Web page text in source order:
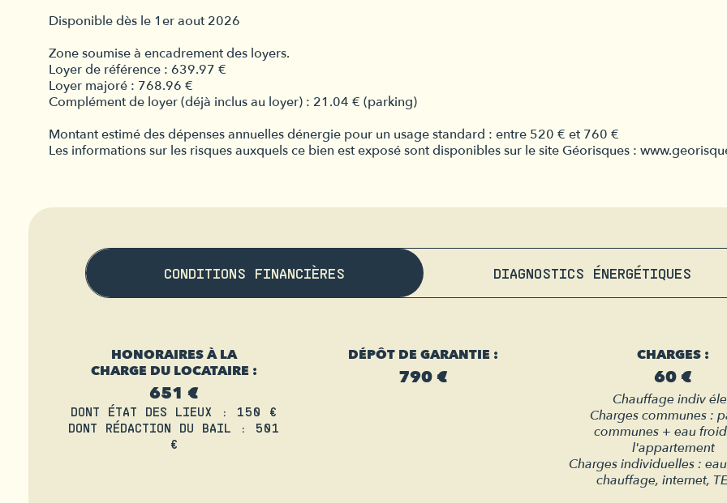
Disponible dès le 1er aout 2026
Zone soumise à encadrement des loyers.
Loyer de référence : 639.97 €
Loyer majoré : 768.96 €
Complément de loyer (déjà inclus au loyer) : 21.04 € (parking)
Montant estimé des dépenses annuelles dénergie pour un usage standard : entre 520 € et 760 €
Les informations sur les risques auxquels ce bien est exposé sont disponibles sur le site Géorisques :
CONDITIONS FINANCIÈRES DIAGNOSTICS ÉNERGÉTIQUES
HONORAIRES À LA
CHARGE DU LOCATAIRE :
651 €
DONT ÉTAT DES LIEUX : 150 €
DONT RÉDACTION DU BAIL : 501
€
DÉPÔT DE GARANTIE :
790 €
CHARGES :
60 €
Chauffage indiv
Charges communes :
communes + eau
l'appartement
Charges individuelles :
chauffage, internet,